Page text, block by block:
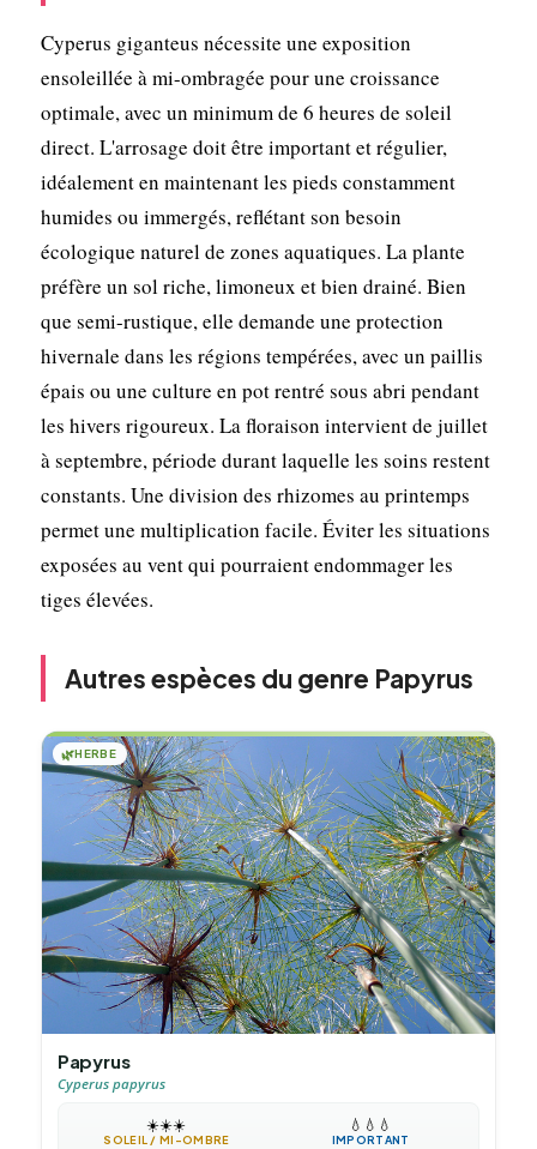
Cyperus giganteus nécessite une exposition
ensoleillée à mi-ombragée pour une croissance
optimale, avec un minimum de 6 heures de soleil
direct. L'arrosage doit être important et régulier,
idéalement en maintenant les pieds constamment
humides ou immergés, reflétant son besoin
écologique naturel de zones aquatiques. La plante
préfère un sol riche, limoneux et bien drainé. Bien
que semi-rustique, elle demande une protection
hivernale dans les régions tempérées, avec un paillis
épais ou une culture en pot rentré sous abri pendant
les hivers rigoureux. La floraison intervient de juillet
à septembre, période durant laquelle les soins restent
constants. Une division des rhizomes au printemps
permet une multiplication facile. Éviter les situations
exposées au vent qui pourraient endommager les
tiges élevées.
Autres espèces du genre Papyrus
🌿HERBE
Papyrus
Cyperus papyrus
☀️☀️☀️
SOLEIL / MI-OMBRE
💧 💧 💧
IMPORTANT